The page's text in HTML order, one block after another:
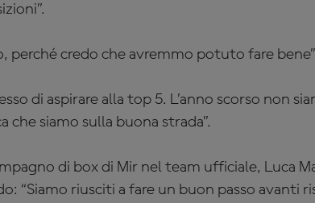
perché credo che avremmo potuto fare
di aspirare alla top 5. L’anno scorso non
che siamo sulla buona strada”.
di box di Mir nel team ufficiale, Luca
“Siamo riusciti a fare un buon passo avanti